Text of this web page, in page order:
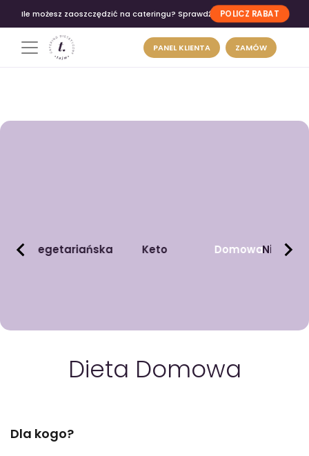
Ile możesz zaoszczędzić na cateringu? Sprawdź POLICZ RABAT
PANEL KLIENTA ZAMÓW
Wegetariańska Keto Domowa
Dieta Domowa
Dla kogo?